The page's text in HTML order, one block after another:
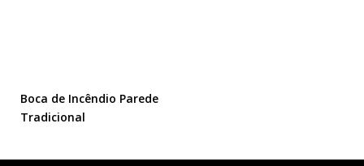
Boca de Incêndio Parede
Tradicional